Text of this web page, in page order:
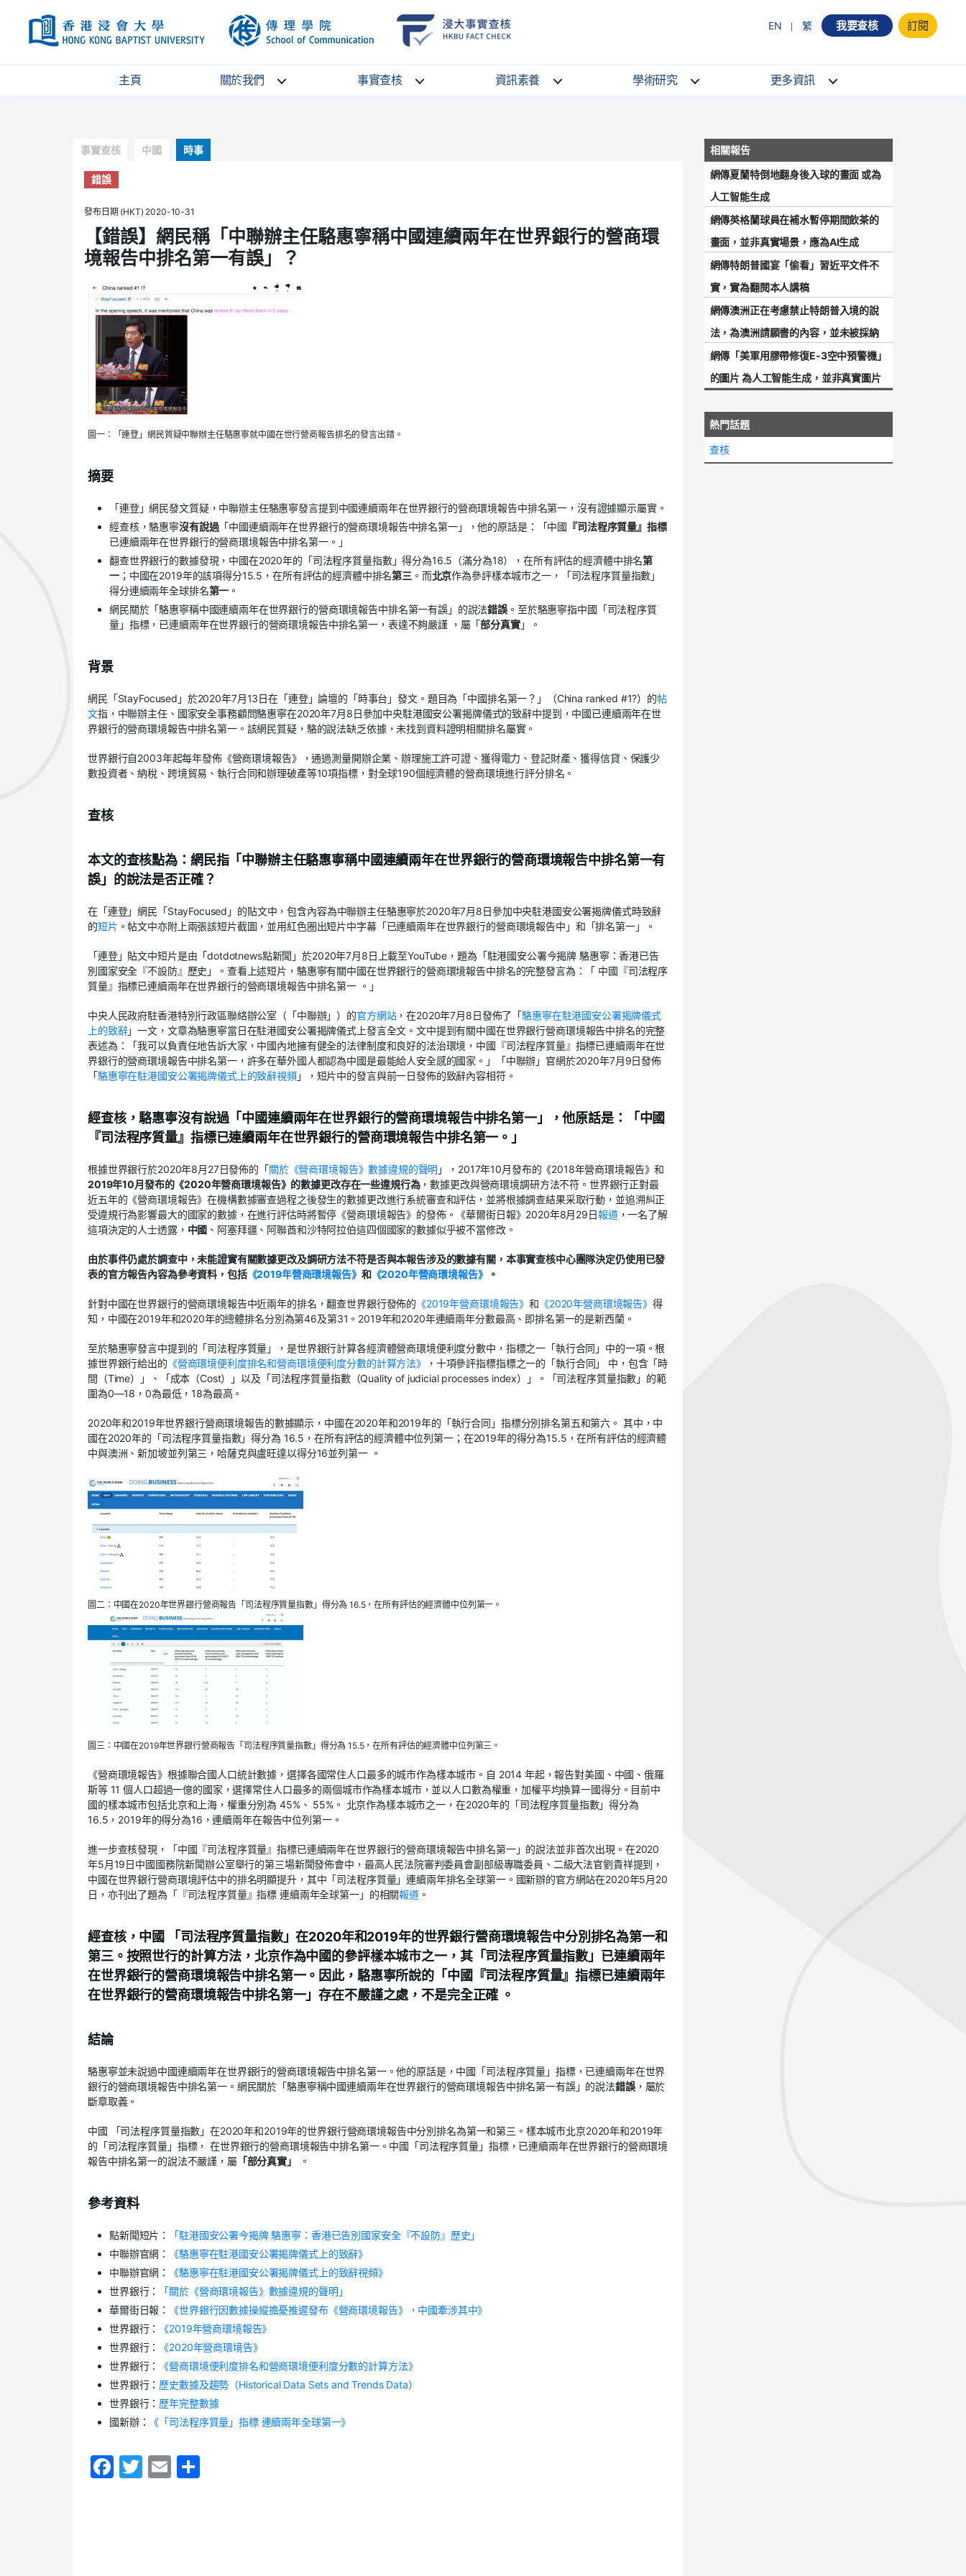
HKBU
School
Communication
EN 繁 我要查核 訂閱
主頁 關於我們 事實查核 資訊素養 學術研究 更多資訊
Categories
事實查核 中國 時事
錯誤
發布日期 (HKT) 2020-10-31
【錯誤】網民稱「中聯辦主任駱惠寧稱中國連續兩年在世界銀行的營商環
境報告中排名第一有誤」？
圖一：「連登」網民質疑中聯辦主任駱惠寧就中國在世行營商報告排名的發言出錯。
摘要
「連登」網民發文質疑，中聯辦主任駱惠寧發言提到中國連續兩年在世界銀行的營商環境報告中排名第一，沒有證據顯示屬實。
經查核，駱惠寧沒有說過「中國連續兩年在世界銀行的營商環境報告中排名第一」，他的原話是：「中國 『司法程序質量』指標
已連續兩年在世界銀行的營商環境報告中排名第一。」
翻查世界銀行的數據發現，中國在2020年的「司法程序質量指數」得分為16.5（滿分為18），在所有評估的經濟體中排名第
一；中國在2019年的該項得分15.5，在所有評估的經濟體中排名第三 。而北京作為參評樣本城市之一，「司法程序質量指數」
得分連續兩年全球排名第一 。
網民關於「駱惠寧稱中國連續兩年在世界銀行的營商環境報告中排名第一有誤」的說法錯誤 。至於駱惠寧指中國「司法程序質
量」指標，已連續兩年在世界銀行的營商環境報告中排名第一，表達不夠嚴謹 ，屬「部分真實」。
背景
網民「StayFocused」於2020年7月13日在「連登」論壇的「時事台」發文。題目為「中國排名第一？」（China ranked #1?）的帖
文指，中聯辦主任、國家安全事務顧問駱惠寧在2020年7月8日參加中央駐港國安公署揭牌儀式的致辭中提到，中國已連續兩年在世
界銀行的營商環境報告中排名第一。該網民質疑，駱的說法缺乏依據，未找到資料證明相關排名屬實。
世界銀行自2003年起每年發佈《營商環境報告》，通過測量開辦企業、辦理施工許可證、獲得電力、登記財產、獲得信貸、保護少
數投資者、納稅、跨境貿易、執行合同和辦理破產等10項指標，對全球190個經濟體的營商環境進行評分排名。
查核
本文的查核點為：網民指「中聯辦主任駱惠寧稱中國連續兩年在世界銀行的營商環境報告中排名第一有
誤」的說法是否正確？
在「連登」網民「StayFocused」的貼文中，包含內容為中聯辦主任駱惠寧於2020年7月8日參加中央駐港國安公署揭牌儀式時致辭
的短片 。帖文中亦附上兩張該短片截圖，並用紅色圈出短片中字幕「已連續兩年在世界銀行的營商環境報告中」和「排名第一」。
「連登」貼文中短片是由「dotdotnews點新聞」於2020年7月8日上載至YouTube，題為「駐港國安公署今揭牌 駱惠寧：香港已告
別國家安全『不設防』歷史」。查看上述短片，駱惠寧有關中國在世界銀行的營商環境報告中排名的完整發言為：「 中國『司法程序
質量』指標已連續兩年在世界銀行的營商環境報告中排名第一 。」
中央人民政府駐香港特別行政區聯絡辦公室（「中聯辦」）的官方網站，在2020年7月8日發佈了「駱惠寧在駐港國安公署揭牌儀式
上的致辭」一文，文章為駱惠寧當日在駐港國安公署揭牌儀式上發言全文。文中提到有關中國在世界銀行營商環境報告中排名的完整
表述為：「我可以負責任地告訴大家，中國內地擁有健全的法律制度和良好的法治環境，中國『司法程序質量』指標已連續兩年在世
界銀行的營商環境報告中排名第一，許多在華外國人都認為中國是最能給人安全感的國家。」「中聯辦」官網於2020年7月9日發佈
「駱惠寧在駐港國安公署揭牌儀式上的致辭視頻」，短片中的發言與前一日發佈的致辭內容相符。
經查核，駱惠寧沒有說過「中國連續兩年在世界銀行的營商環境報告中排名第一」，他原話是：「中國
『司法程序質量』指標已連續兩年在世界銀行的營商環境報告中排名第一。」
根據世界銀行於2020年8月27日發佈的「關於《營商環境報告》數據違規的聲明 」，2017年10月發布的《2018年營商環境報告》和
2019年10月發布的《2020年營商環境報告》的數據更改存在一些違規行為，數據更改與營商環境調研方法不符。世界銀行正對最
近五年的《營商環境報告》在機構數據審查過程之後發生的數據更改進行系統審查和評估，並將根據調查結果采取行動，並追溯糾正
受違規行為影響最大的國家的數據，在進行評估時將暫停《營商環境報告》的發佈。《華爾街日報》2020年8月29日報道，一名了解
這項決定的人士透露， 中國 、阿塞拜疆、阿聯酋和沙特阿拉伯這四個國家的數據似乎被不當修改。
由於事件仍處於調查中，未能證實有關數據更改及調研方法不符是否與本報告涉及的數據有關，本事實查核中心團隊決定仍使用已發
表的官方報告內容為參考資料，包括《2019年營商環境報告》 和《2020年營商環境報告》 。
針對中國在世界銀行的營商環境報告中近兩年的排名，翻查世界銀行發佈的 《2019年營商環境報告》和 《2020年營商環境報告》得
知，中國在2019年和2020年的總體排名分別為第46及第31。2019年和2020年連續兩年分數最高、即排名第一的是新西蘭。
至於駱惠寧發言中提到的「司法程序質量」，是世界銀行計算各經濟體營商環境便利度分數中，指標之一「執行合同」中的一項。根
據世界銀行給出的 《營商環境便利度排名和營商環境便利度分數的計算方法》
，十項參評指標指標之一的「執行合同」 中，包含「時
間（Time）」、「成本（Cost）」以及「司法程序質量指數（Quality of judicial processes index）」。「司法程序質量指數」的範
圍為0—18，0為最低，18為最高。
2020年和2019年世界銀行營商環境報告的數據顯示，中國在2020年和2019年的「執行合同」指標分別排名第五和第六。 其中，中
國在2020年的「司法程序質量指數」得分為 16.5，在所有評估的經濟體中位列第一；在2019年的得分為15.5，在所有評估的經濟體
中與澳洲、新加坡並列第三，哈薩克與盧旺達以得分16並列第一 。
圖二：中國在2020年世界銀行營商報告「司法程序質量指數」得分為 16.5，在所有評估的經濟體中位列第一。
圖三：中國在2019年世界銀行營商報告「司法程序質量指數」得分為 15.5，在所有評估的經濟體中位列第三。
《營商環境報告》根據聯合國人口統計數據，選擇各國常住人口最多的城市作為樣本城市。自 2014 年起，報告對美國、中國、俄羅
斯等 11 個人口超過一億的國家，選擇常住人口最多的兩個城市作為樣本城市，並以人口數為權重，加權平均換算一國得分。目前中
國的樣本城市包括北京和上海，權重分別為 45%、 55%。 北京作為樣本城市之一，在2020年的「司法程序質量指數」得分為
16.5，2019年的得分為16，連續兩年在報告中位列第一。
進一步查核發現，「中國『司法程序質量』指標已連續兩年在世界銀行的營商環境報告中排名第一」的說法並非首次出現。在2020
年5月19日中國國務院新聞辦公室舉行的第三場新聞發佈會中，最高人民法院審判委員會副部級專職委員、二級大法官劉貴祥提到，
中國在世界銀行營商環境評估中的排名明顯提升，其中「司法程序質量」連續兩年排名全球第一。國新辦的官方網站在2020年5月20
日，亦刊出了題為「『司法程序質量』指標 連續兩年全球第一」的相關報道。
經查核，中國 「司法程序質量指數」在2020年和2019年的世界銀行營商環境報告中分別排名為第一和
第三。按照世行的計算方法，北京作為中國的參評樣本城市之一，其「司法程序質量指數」已連續兩年
在世界銀行的營商環境報告中排名第一。因此，駱惠寧所說的「中國『司法程序質量』指標已連續兩年
在世界銀行的營商環境報告中排名第一」存在不嚴謹之處，不是完全正確 。
結論
駱惠寧並未說過中國連續兩年在世界銀行的營商環境報告中排名第一。他的原話是，中國「司法程序質量」指標，已連續兩年在世界
銀行的營商環境報告中排名第一。網民關於「駱惠寧稱中國連續兩年在世界銀行的營商環境報告中排名第一有誤」的說法錯誤，屬於
斷章取義。
中國 「司法程序質量指數」在2020年和2019年的世界銀行營商環境報告中分別排名為第一和第三。樣本城市北京2020年和2019年
的「司法程序質量」指標， 在世界銀行的營商環境報告中排名第一。中國「司法程序質量」指標，已連續兩年在世界銀行的營商環境
報告中排名第一的說法不嚴謹，屬 「部分真實」 。
參考資料
點新聞短片：
「駐港國安公署今揭牌 駱惠寧：香港已告別國家安全『不設防』歷史」
中聯辦官網：
《駱惠寧在駐港國安公署揭牌儀式上的致辭》
中聯辦官網：
《駱惠寧在駐港國安公署揭牌儀式上的致辭視頻》
世界銀行：
「關於《營商環境報告》數據違規的聲明」
華爾街日報：
《世界銀行因數據操縱擔憂推遲發布《營商環境報告》，中國牽涉其中》
世界銀行：
《2019年營商環境報告》
世界銀行：
《2020年營商環境告》
世界銀行：
《營商環境便利度排名和營商環境便利度分數的計算方法》
世界銀行： 歷史數據及趨勢（Historical Data Sets and Trends Data）
世界銀行： 歷年完整數據
國新辦：
《「司法程序質量」指標 連續兩年全球第一》
F
T
E
網傳夏蘭特倒地翻身後入球的畫面 或為
人工智能生成
網傳英格蘭球員在補水暫停期間飲茶的
畫面，並非真實場景，應為AI生成
網傳特朗普國宴「偷看」習近平文件不
實，實為翻閱本人講稿
網傳澳洲正在考慮禁止特朗普入境的說
法，為澳洲請願書的內容，並未被採納
網傳「美軍用膠帶修復E-3空中預警機」
的圖片 為人工智能生成，並非真實圖片
熱門話題
查核